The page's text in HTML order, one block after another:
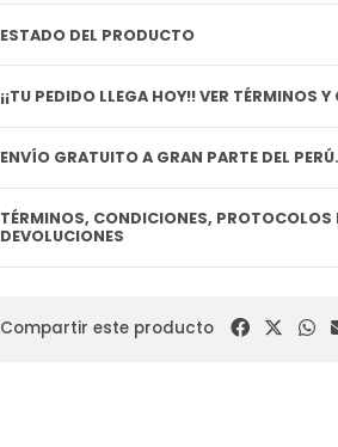
ESTADO DEL PRODUCTO
¡¡TU PEDIDO LLEGA HOY!!
ENVÍO GRATUITO A GRAN PARTE DEL
TÉRMINOS, CONDICIONES, PROTOCOLOS
DEVOLUCIONES
Compartir este producto